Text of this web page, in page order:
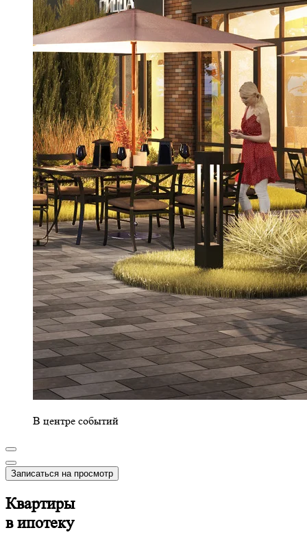
В центре событий
Записаться на просмотр
Квартиры
в ипотеку